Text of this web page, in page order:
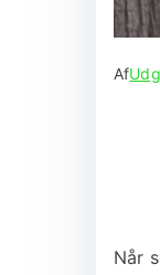
Af
Når